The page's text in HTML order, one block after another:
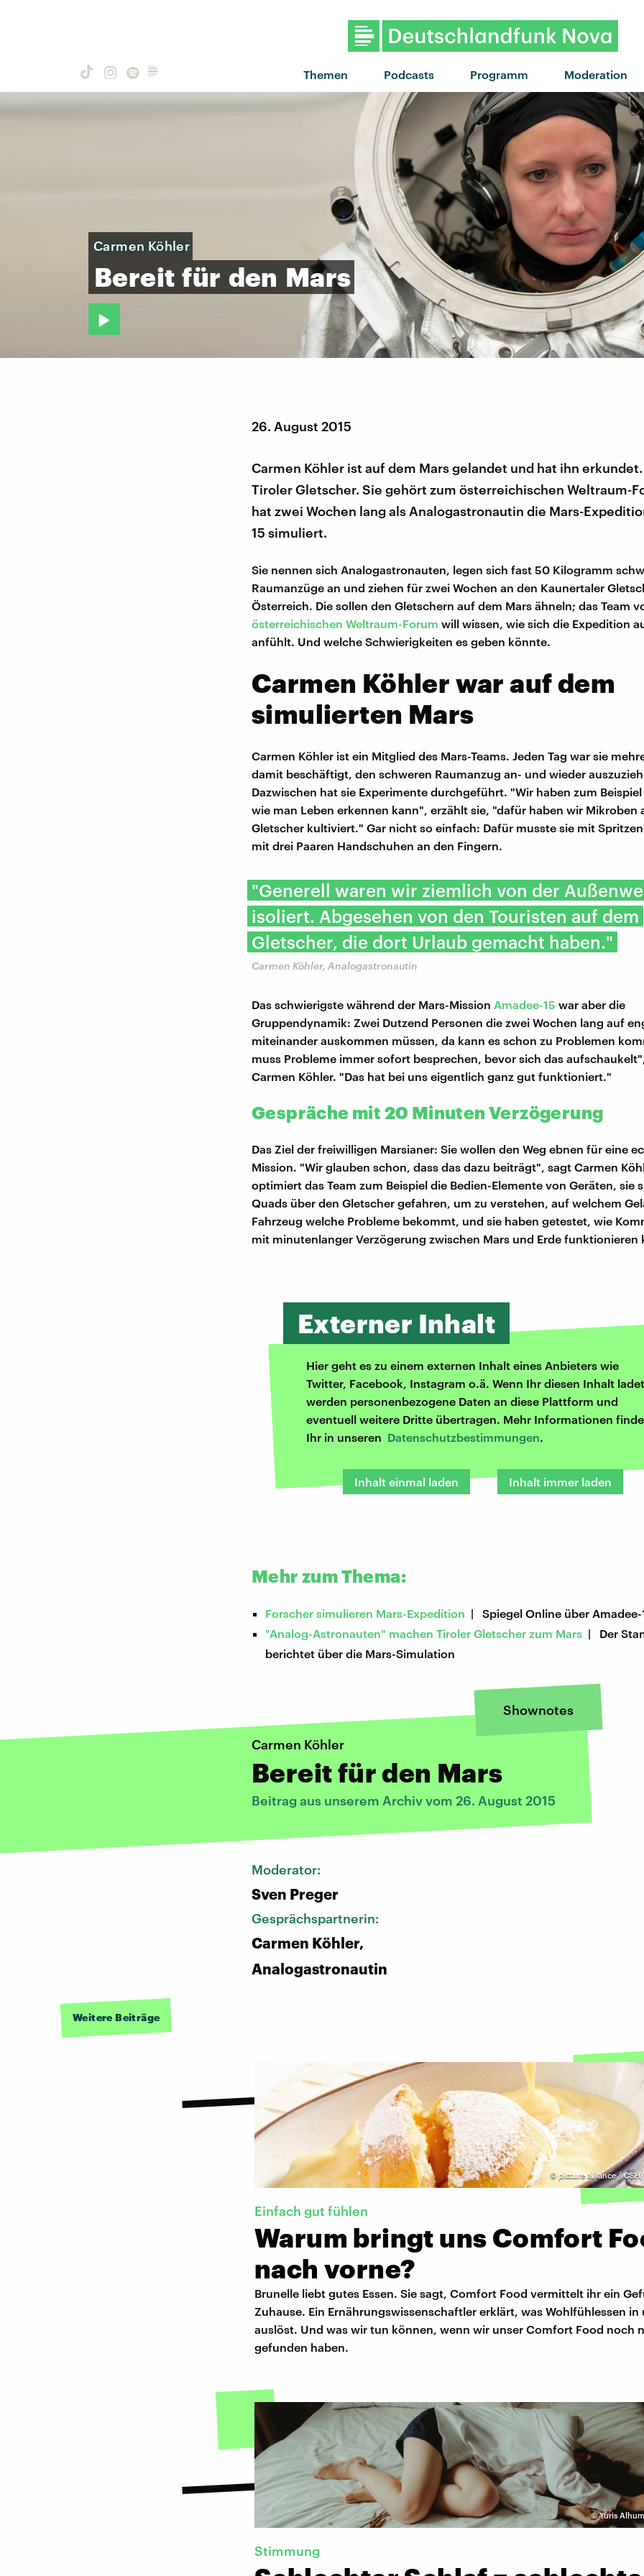
Themen Podcasts Programm Moderation
"Tuk Tuk" von Solomun
Carmen Köhler
Bereit für den Mars
26. August 2015
Carmen Köhler ist auf dem Mars gelandet und hat ihn
Tiroler Gletscher. Sie gehört zum österreichischen Weltraum-
hat zwei Wochen lang als Analogastronautin die Mars-
15 simuliert.
Sie nennen sich Analogastronauten, legen sich fast 50 Kilogramm
Raumanzüge an und ziehen für zwei Wochen an den Kaunertaler
Österreich. Die sollen den Gletschern auf dem Mars ähneln; das Team
österreichischen Weltraum-Forum will wissen, wie sich die Expedition
anfühlt. Und welche Schwierigkeiten es geben könnte.
Carmen Köhler war auf dem
simulierten Mars
Carmen Köhler ist ein Mitglied des Mars-Teams. Jeden Tag war sie
damit beschäftigt, den schweren Raumanzug an- und wieder
Dazwischen hat sie Experimente durchgeführt. "Wir haben zum
wie man Leben erkennen kann", erzählt sie, "dafür haben wir Mikroben
Gletscher kultiviert." Gar nicht so einfach: Dafür musste sie mit
mit drei Paaren Handschuhen an den Fingern.
"Generell waren wir ziemlich von der
isoliert. Abgesehen von den Touristen auf dem
Gletscher, die dort Urlaub gemacht haben."
Carmen Köhler, Analogastronautin
Das schwierigste während der Mars-Mission Amadee-15 war aber die
Gruppendynamik: Zwei Dutzend Personen die zwei Wochen lang auf
miteinander auskommen müssen, da kann es schon zu Problemen
muss Probleme immer sofort besprechen, bevor sich das
Carmen Köhler. "Das hat bei uns eigentlich ganz gut funktioniert."
Gespräche mit 20 Minuten Verzögerung
Das Ziel der freiwilligen Marsianer: Sie wollen den Weg ebnen für eine
Mission. "Wir glauben schon, dass das dazu beiträgt", sagt Carmen
optimiert das Team zum Beispiel die Bedien-Elemente von Geräten, sie
Quads über den Gletscher gefahren, um zu verstehen, auf welchem
Fahrzeug welche Probleme bekommt, und sie haben getestet, wie
mit minutenlanger Verzögerung zwischen Mars und Erde funktionieren
Externer Inhalt
Hier geht es zu einem externen Inhalt eines Anbieters wie
Twitter, Facebook, Instagram o.ä. Wenn Ihr diesen Inhalt
werden personenbezogene Daten an diese Plattform und
eventuell weitere Dritte übertragen. Mehr Informationen
Ihr in unseren Datenschutzbestimmungen.
Inhalt einmal laden Inhalt immer laden
Mehr zum Thema:
Forscher simulieren Mars-Expedition | Spiegel Online über Amadee-
"Analog-Astronauten" machen Tiroler Gletscher zum Mars | Der
berichtet über die Mars-Simulation
Shownotes
Carmen Köhler
Bereit für den Mars
Beitrag aus unserem Archiv vom 26. August 2015
Moderator:
Sven Preger
Gesprächspartnerin:
Carmen Köhler,
Analogastronautin
Weitere Beiträge
© picture alliance /
Einfach gut fühlen
Warum bringt uns Comfort
nach vorne?
Brunelle liebt gutes Essen. Sie sagt, Comfort Food vermittelt ihr ein
Zuhause. Ein Ernährungswissenschaftler erklärt, was Wohlfühlessen in
auslöst. Und was wir tun können, wenn wir unser Comfort Food noch
gefunden haben.
©Yuris
Stimmung